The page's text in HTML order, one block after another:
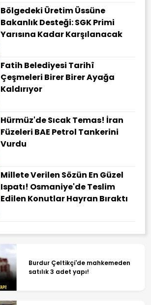
Bölgedeki Üretim Üssüne
Bakanlık Desteği: SGK Primi
Yarısına Kadar Karşılanacak
Fatih Belediyesi Tarihî
Çeşmeleri Birer Birer Ayağa
Kaldırıyor
Hürmüz'de Sıcak Temas! İran
Füzeleri BAE Petrol Tankerini
Vurdu
Millete Verilen Sözün En Güzel
Ispatı! Osmaniye'de Teslim
Edilen Konutlar Hayran Bıraktı
Burdur Çeltikçi'de mahkemeden
satılık 3 adet yapı!